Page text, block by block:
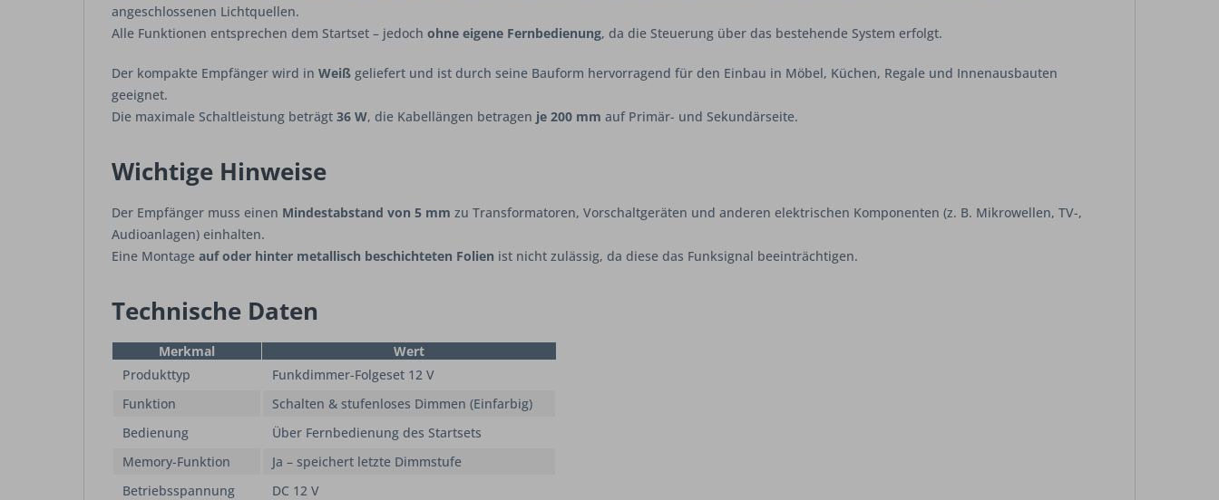
angeschlossenen Lichtquellen.
Alle Funktionen entsprechen dem Startset – jedoch ohne eigene Fernbedienung, da die Steuerung über das bestehende System erfolgt.
Der kompakte Empfänger wird in Weiß geliefert und ist durch seine Bauform hervorragend für den Einbau in Möbel, Küchen, Regale und Innenausbauten
geeignet.
Die maximale Schaltleistung beträgt 36 W, die Kabellängen betragen je 200 mm auf Primär- und Sekundärseite.
Wichtige Hinweise
Der Empfänger muss einen Mindestabstand von 5 mm zu Transformatoren, Vorschaltgeräten und anderen elektrischen Komponenten (z. B. Mikrowellen, TV-,
Audioanlagen) einhalten.
Eine Montage auf oder hinter metallisch beschichteten Folien ist nicht zulässig, da diese das Funksignal beeinträchtigen.
Technische Daten
Merkmal
Wert
Produkttyp
Funkdimmer-Folgeset 12 V
Funktion
Schalten & stufenloses Dimmen (Einfarbig)
Bedienung
Über Fernbedienung des Startsets
Memory-Funktion
Ja – speichert letzte Dimmstufe
Betriebsspannung
DC 12 V